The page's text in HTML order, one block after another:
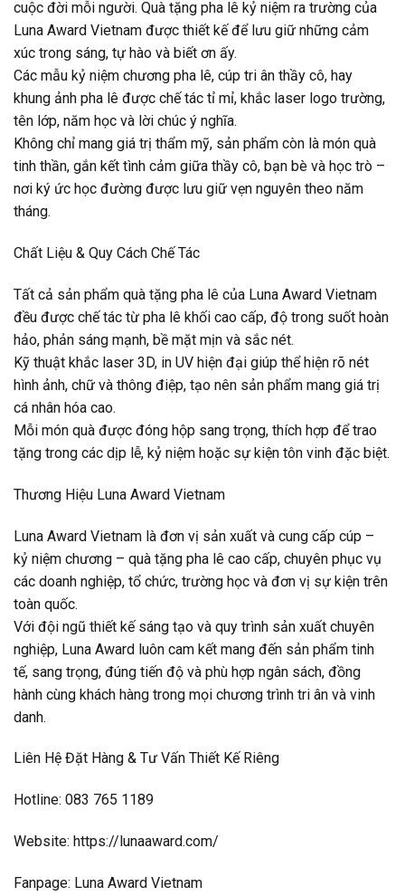
cuộc đời mỗi người. Quà tặng pha lê kỷ niệm ra trường của
Luna Award Vietnam được thiết kế để lưu giữ những cảm
xúc trong sáng, tự hào và biết ơn ấy.
Các mẫu kỷ niệm chương pha lê, cúp tri ân thầy cô, hay
khung ảnh pha lê được chế tác tỉ mỉ, khắc laser logo trường,
tên lớp, năm học và lời chúc ý nghĩa.
Không chỉ mang giá trị thẩm mỹ, sản phẩm còn là món quà
tinh thần, gắn kết tình cảm giữa thầy cô, bạn bè và học trò –
nơi ký ức học đường được lưu giữ vẹn nguyên theo năm
tháng.
Chất Liệu & Quy Cách Chế Tác
Tất cả sản phẩm quà tặng pha lê của Luna Award Vietnam
đều được chế tác từ pha lê khối cao cấp, độ trong suốt hoàn
hảo, phản sáng mạnh, bề mặt mịn và sắc nét.
Kỹ thuật khắc laser 3D, in UV hiện đại giúp thể hiện rõ nét
hình ảnh, chữ và thông điệp, tạo nên sản phẩm mang giá trị
cá nhân hóa cao.
Mỗi món quà được đóng hộp sang trọng, thích hợp để trao
tặng trong các dịp lễ, kỷ niệm hoặc sự kiện tôn vinh đặc biệt.
Thương Hiệu Luna Award Vietnam
Luna Award Vietnam là đơn vị sản xuất và cung cấp cúp –
kỷ niệm chương – quà tặng pha lê cao cấp, chuyên phục vụ
các doanh nghiệp, tổ chức, trường học và đơn vị sự kiện trên
toàn quốc.
Với đội ngũ thiết kế sáng tạo và quy trình sản xuất chuyên
nghiệp, Luna Award luôn cam kết mang đến sản phẩm tinh
tế, sang trọng, đúng tiến độ và phù hợp ngân sách, đồng
hành cùng khách hàng trong mọi chương trình tri ân và vinh
danh.
Liên Hệ Đặt Hàng & Tư Vấn Thiết Kế Riêng
Hotline: 083 765 1189
Website: https://lunaaward.com/
Fanpage: Luna Award Vietnam